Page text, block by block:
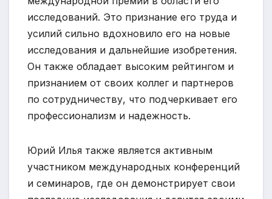
исследований. Это признание его труда и
усилий сильно вдохновило его на новые
исследования и дальнейшие изобретения.
Он также обладает высоким рейтингом и
признанием от своих коллег и партнеров
по сотрудничеству, что подчеркивает его
профессионализм и надежность.
Юрий Илья также является активным
участником международных конференций
и семинаров, где он демонстрирует свои